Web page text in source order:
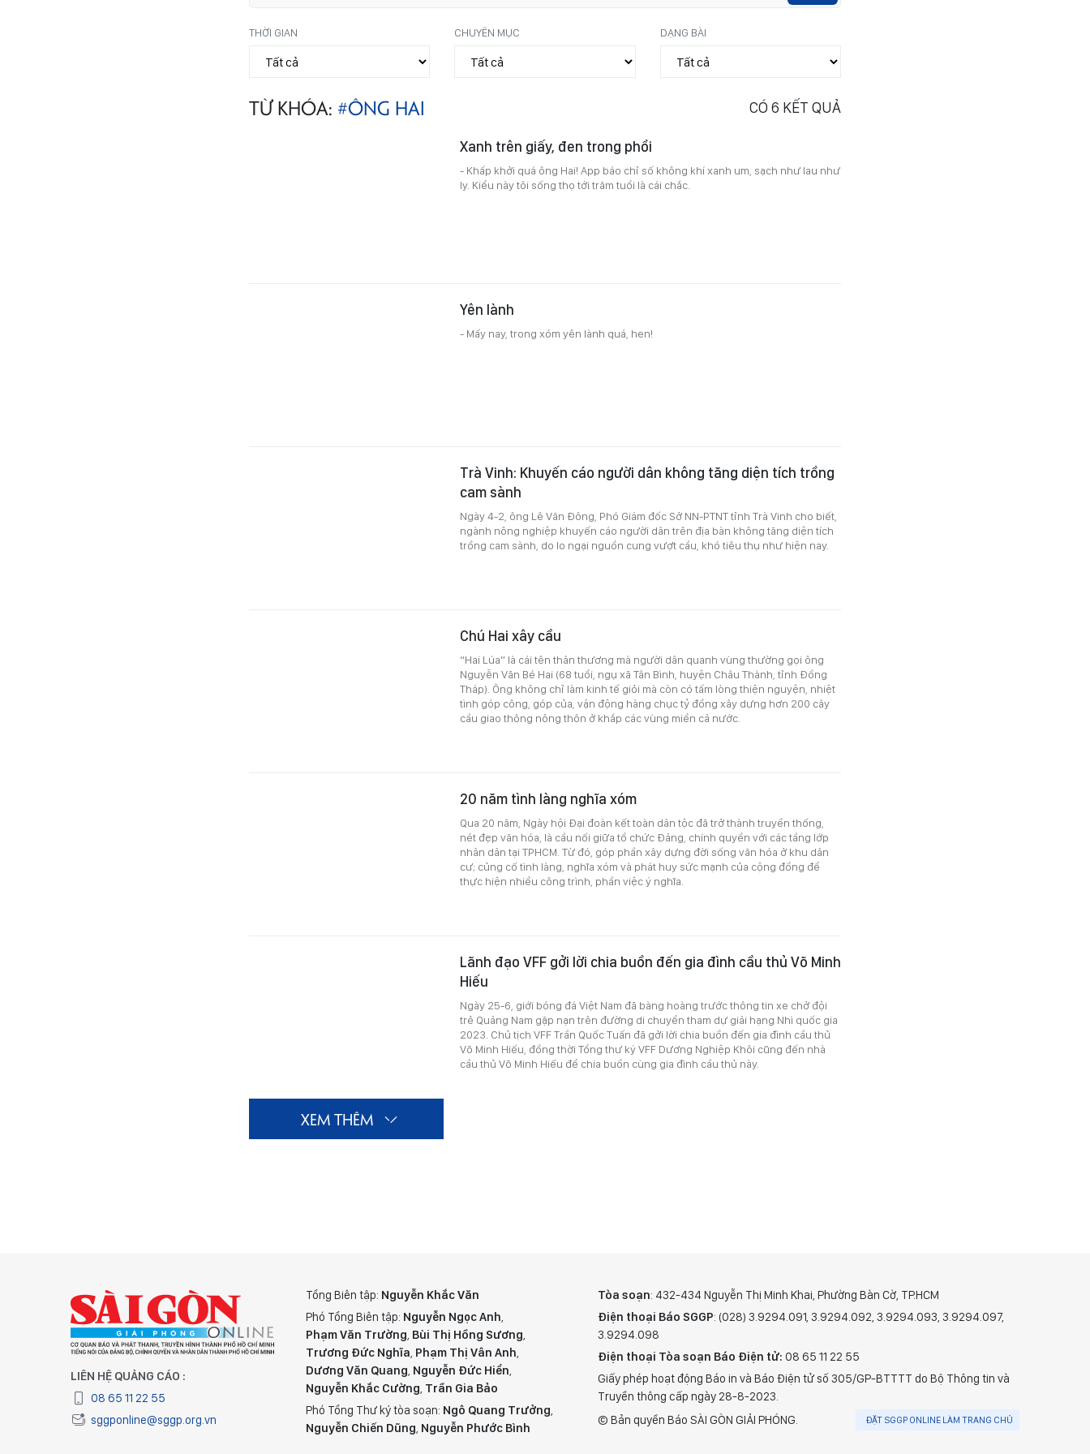
THỜI GIAN CHUYÊN MỤC DẠNG BÀI
TỪ KHÓA: #ÔNG HAI CÓ 6 KẾT QUẢ
Xanh trên giấy, đen trong phổi
- Khấp khởi quá ông Hai! App báo chỉ số không khí xanh um, sạch như lau như
ly. Kiểu này tôi sống thọ tới trăm tuổi là cái chắc.
Yên lành
- Mấy nay, trong xóm yên lành quá, hen!
Trà Vinh: Khuyến cáo người dân không tăng diện tích trồng
cam sành
Ngày 4-2, ông Lê Văn Đông, Phó Giám đốc Sở NN-PTNT tỉnh Trà Vinh cho biết,
ngành nông nghiệp khuyến cáo người dân trên địa bàn không tăng diện tích
trồng cam sành, do lo ngại nguồn cung vượt cầu, khó tiêu thụ như hiện nay.
Chú Hai xây cầu
“Hai Lúa” là cái tên thân thương mà người dân quanh vùng thường gọi ông
Nguyễn Văn Bé Hai (68 tuổi, ngụ xã Tân Bình, huyện Châu Thành, tỉnh Đồng
Tháp). Ông không chỉ làm kinh tế giỏi mà còn có tấm lòng thiện nguyện, nhiệt
tình góp công, góp của, vận động hàng chục tỷ đồng xây dựng hơn 200 cây
cầu giao thông nông thôn ở khắp các vùng miền cả nước.
20 năm tình làng nghĩa xóm
Qua 20 năm, Ngày hội Đại đoàn kết toàn dân tộc đã trở thành truyền thống,
nét đẹp văn hóa, là cầu nối giữa tổ chức Đảng, chính quyền với các tầng lớp
nhân dân tại TPHCM. Từ đó, góp phần xây dựng đời sống văn hóa ở khu dân
cư; củng cố tình làng, nghĩa xóm và phát huy sức mạnh của cộng đồng để
thực hiện nhiều công trình, phần việc ý nghĩa.
Lãnh đạo VFF gởi lời chia buồn đến gia đình cầu thủ Võ Minh
Hiếu
Ngày 25-6, giới bóng đá Việt Nam đã bàng hoàng trước thông tin xe chở đội
trẻ Quảng Nam gặp nạn trên đường di chuyển tham dự giải hạng Nhì quốc gia
2023. Chủ tịch VFF Trần Quốc Tuấn đã gởi lời chia buồn đến gia đình cầu thủ
Võ Minh Hiếu, đồng thời Tổng thư ký VFF Dương Nghiệp Khôi cũng đến nhà
cầu thủ Võ Minh Hiếu để chia buồn cùng gia đình cầu thủ này.
XEM THÊM
LIÊN HỆ QUẢNG CÁO :
08 65 11 22 55
sggponline@sggp.org.vn
Tổng Biên tập: Nguyễn Khắc Văn
Phó Tổng Biên tập: Nguyễn Ngọc Anh,
Phạm Văn Trường, Bùi Thị Hồng Sương,
Trương Đức Nghĩa, Phạm Thị Vân Anh,
Dương Văn Quang, Nguyễn Đức Hiển,
Nguyễn Khắc Cường, Trần Gia Bảo
Phó Tổng Thư ký tòa soạn: Ngô Quang Trưởng,
Nguyễn Chiến Dũng, Nguyễn Phước Bình
Tòa soạn: 432-434 Nguyễn Thị Minh Khai, Phường Bàn Cờ, TP.HCM
Điện thoại Báo SGGP: (028) 3.9294.091, 3.9294.092, 3.9294.093, 3.9294.097,
3.9294.098
Điện thoại Tòa soạn Báo Điện tử: 08 65 11 22 55
Giấy phép hoạt động Báo in và Báo Điện tử số 305/GP-BTTTT do Bộ Thông tin và
Truyền thông cấp ngày 28-8-2023.
© Bản quyền Báo SÀI GÒN GIẢI PHÓNG.
ĐẶT SGGP ONLINE LÀM TRANG CHỦ